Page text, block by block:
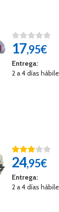
17,95€
Entrega:
2 a 4 días
24,95€
Entrega:
2 a 4 días